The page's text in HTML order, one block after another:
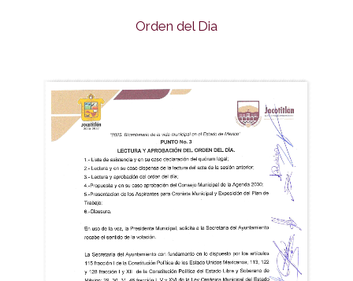
Orden del Dia